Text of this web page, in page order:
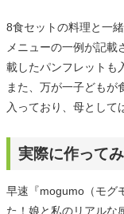
8食セットの料理と一
メニューの一例が記
載したパンフレットも
また、万が一子どもが
入っており、母として
実際に作って
早速『mogumo（モグ
た！娘と私のリアルな